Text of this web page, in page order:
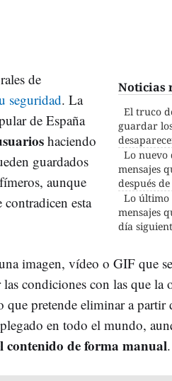
Noticias
El truco
guardar
Lo nuevo
mensajes
después
Lo último
mensajes
día
de
seguridad. La
de España
haciendo
guardados
aunque
contradicen esta
imagen, vídeo o GIF que
condiciones con las que la
que pretende eliminar a partir
en todo el mundo,
de forma manual.